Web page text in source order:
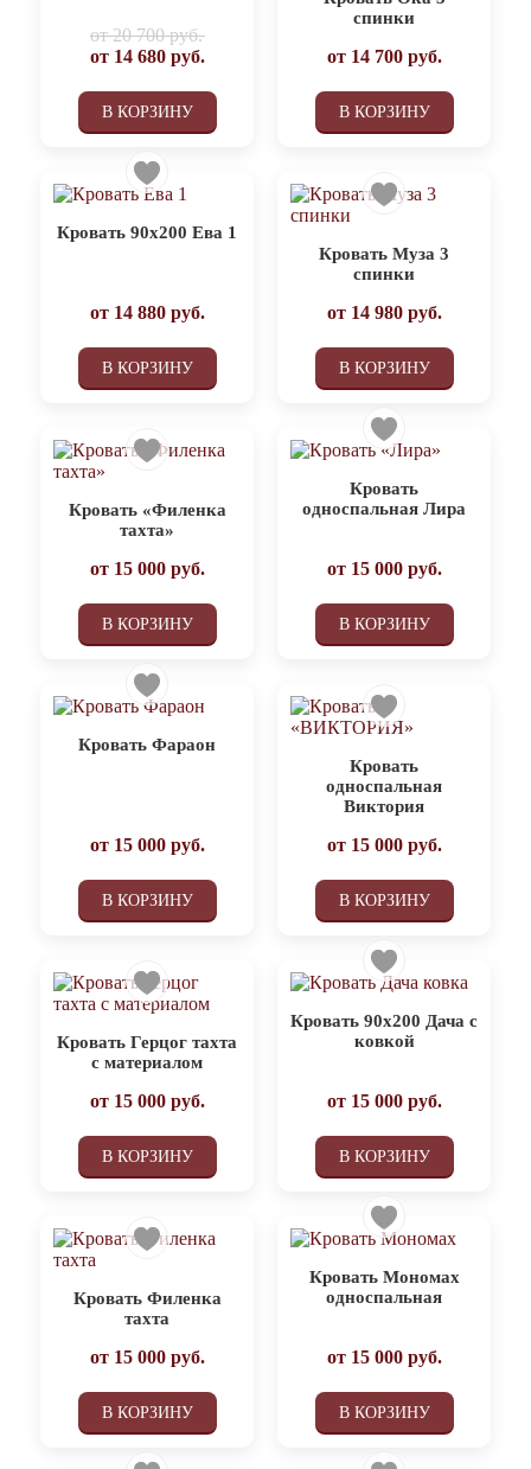
от20 700 руб.
от 14 680руб.
В КОРЗИНУ
спинки
от 14 700руб.
В КОРЗИНУ
Кровать 90х200 Ева 1
от 14 880руб.
В КОРЗИНУ
Кровать Муза 3
спинки
от 14 980руб.
В КОРЗИНУ
Кровать «Филенка
тахта»
от 15 000руб.
В КОРЗИНУ
Кровать
односпальная Лира
от 15 000руб.
В КОРЗИНУ
Кровать Фараон
от 15 000руб.
В КОРЗИНУ
Кровать
односпальная
Виктория
от 15 000руб.
В КОРЗИНУ
Кровать Герцог тахта
с материалом
от 15 000руб.
В КОРЗИНУ
Кровать 90х200 Дача с
ковкой
от 15 000руб.
В КОРЗИНУ
Кровать Филенка
тахта
от 15 000руб.
В КОРЗИНУ
Кровать Мономах
односпальная
от 15 000руб.
В КОРЗИНУ